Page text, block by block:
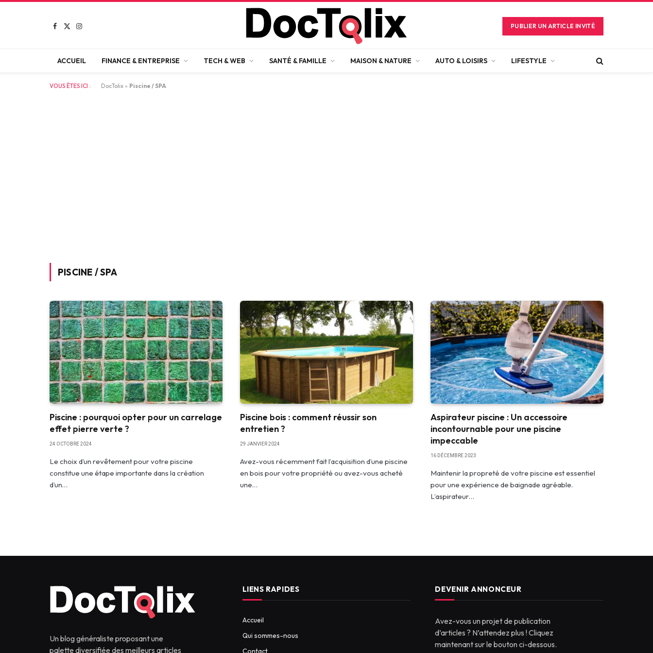
Facebook
X
Instagram PUBLIER UN ARTICLE INVITÉ
ACCUEIL FINANCE & ENTREPRISE TECH & WEB SANTÉ & FAMILLE MAISON & NATURE AUTO & LOISIRS LIFESTYLE
VOUS ÊTES ICI : DocTolix » Piscine / SPA
PISCINE / SPA
Piscine : pourquoi opter pour un carrelage
effet pierre verte ?
24 OCTOBRE 2024
Le choix d’un revêtement pour votre piscine
constitue une étape importante dans la création
d’un…
Piscine bois : comment réussir son
entretien ?
29 JANVIER 2024
Avez-vous récemment fait l’acquisition d’une piscine
en bois pour votre propriété ou avez-vous acheté
une…
Aspirateur piscine : Un accessoire
incontournable pour une piscine
impeccable
16 DÉCEMBRE 2023
Maintenir la propreté de votre piscine est essentiel
pour une expérience de baignade agréable.
L’aspirateur…
Un blog généraliste proposant une
palette diversifiée des meilleurs articles
LIENS RAPIDES
Accueil
Qui sommes-nous
Contact
DEVENIR ANNONCEUR
Avez-vous un projet de publication
d’articles ? N’attendez plus ! Cliquez
maintenant sur le bouton ci-dessous.